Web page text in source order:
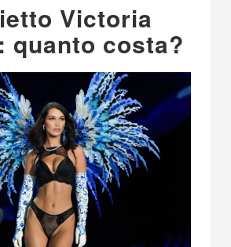
Victoria
quanto costa?